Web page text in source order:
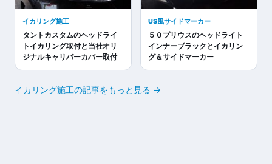
イカリング施工
タントカスタムのヘッドライ
トイカリング取付と当社オリ
ジナルキャリパーカバー取付
US風サイドマーカー
５０プリウスのヘッドライト
インナーブラックとイカリン
グ＆サイドマーカー
イカリング施工の記事をもっと見る →